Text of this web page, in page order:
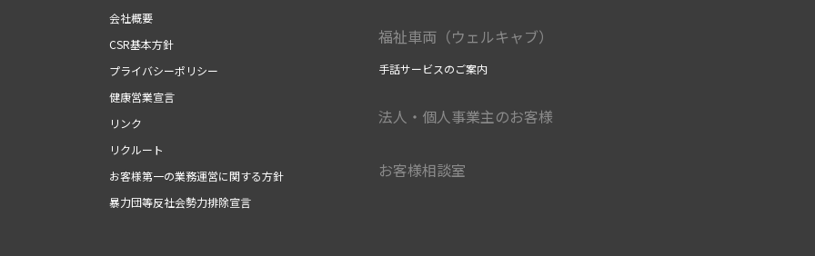
会社概要
CSR基本方針
プライバシーポリシー
健康営業宣言
リンク
リクルート
お客様第一の業務運営に関する方針
暴力団等反社会勢力排除宣言
福祉車両（ウェルキャブ）
手話サービスのご案内
法人・個人事業主のお客様
お客様相談室